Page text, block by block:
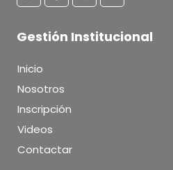
Gestión Institucional
Inicio
Nosotros
Inscripción
Videos
Contactar